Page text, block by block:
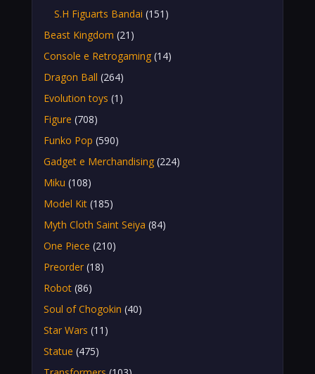
S.H Figuarts Bandai (151)
Beast Kingdom (21)
Console e Retrogaming (14)
Dragon Ball (264)
Evolution toys (1)
Figure (708)
Funko Pop (590)
Gadget e Merchandising (224)
Miku (108)
Model Kit (185)
Myth Cloth Saint Seiya (84)
One Piece (210)
Preorder (18)
Robot (86)
Soul of Chogokin (40)
Star Wars (11)
Statue (475)